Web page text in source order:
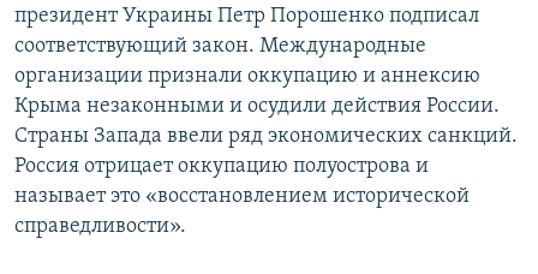
президент Украины Петр Порошенко подписал
соответствующий закон. Международные
организации признали оккупацию и аннексию
Крыма незаконными и осудили действия России.
Страны Запада ввели ряд экономических санкций.
Россия отрицает оккупацию полуострова и
называет это «восстановлением исторической
справедливости».